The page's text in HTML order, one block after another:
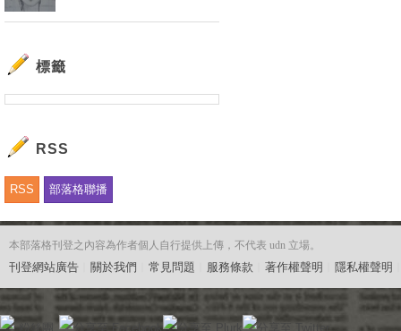
標籤
RSS
RSS 部落格聯播
本部落格刊登之內容為作者個人自行提供上傳，不代表 udn 立場。
刊登網站廣告 關於我們 常見問題 服務條款 著作權聲明 隱私權聲明
粉絲團